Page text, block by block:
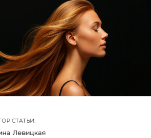
СТАТЬИ:
Левицкая